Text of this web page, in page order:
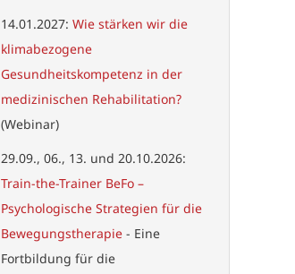
14.01.2027: Wie stärken wir die
klimabezogene
Gesundheitskompetenz in der
medizinischen Rehabilitation?
(Webinar)
29.09., 06., 13. und 20.10.2026:
Train-the-Trainer BeFo –
Psychologische Strategien für die
Bewegungstherapie - Eine
Fortbildung für die